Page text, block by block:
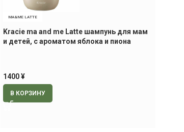
MA&ME LATTE
Kracie ma and me Latte шампунь для мам
и детей, с ароматом яблока и пиона
1400¥
В КОРЗИНУ